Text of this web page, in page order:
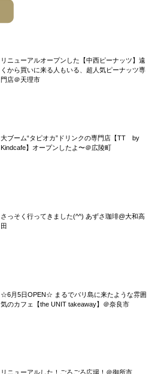
リニューアルオープンした【中西ピーナッツ】遠
くから買いに来る人もいる、超人気ピーナッツ専
門店＠天理市
大ブーム“タピオカ”ドリンクの専門店【TT by
Kindcafe】オープンしたよ〜＠広陵町
さっそく行ってきました(^^) あずさ珈琲@大和高
田
☆6月5日OPEN☆ まるでバリ島に来たような雰囲
気のカフェ【the UNIT takeaway】＠奈良市
リニューアルした！ごろごろ広場！＠御所市